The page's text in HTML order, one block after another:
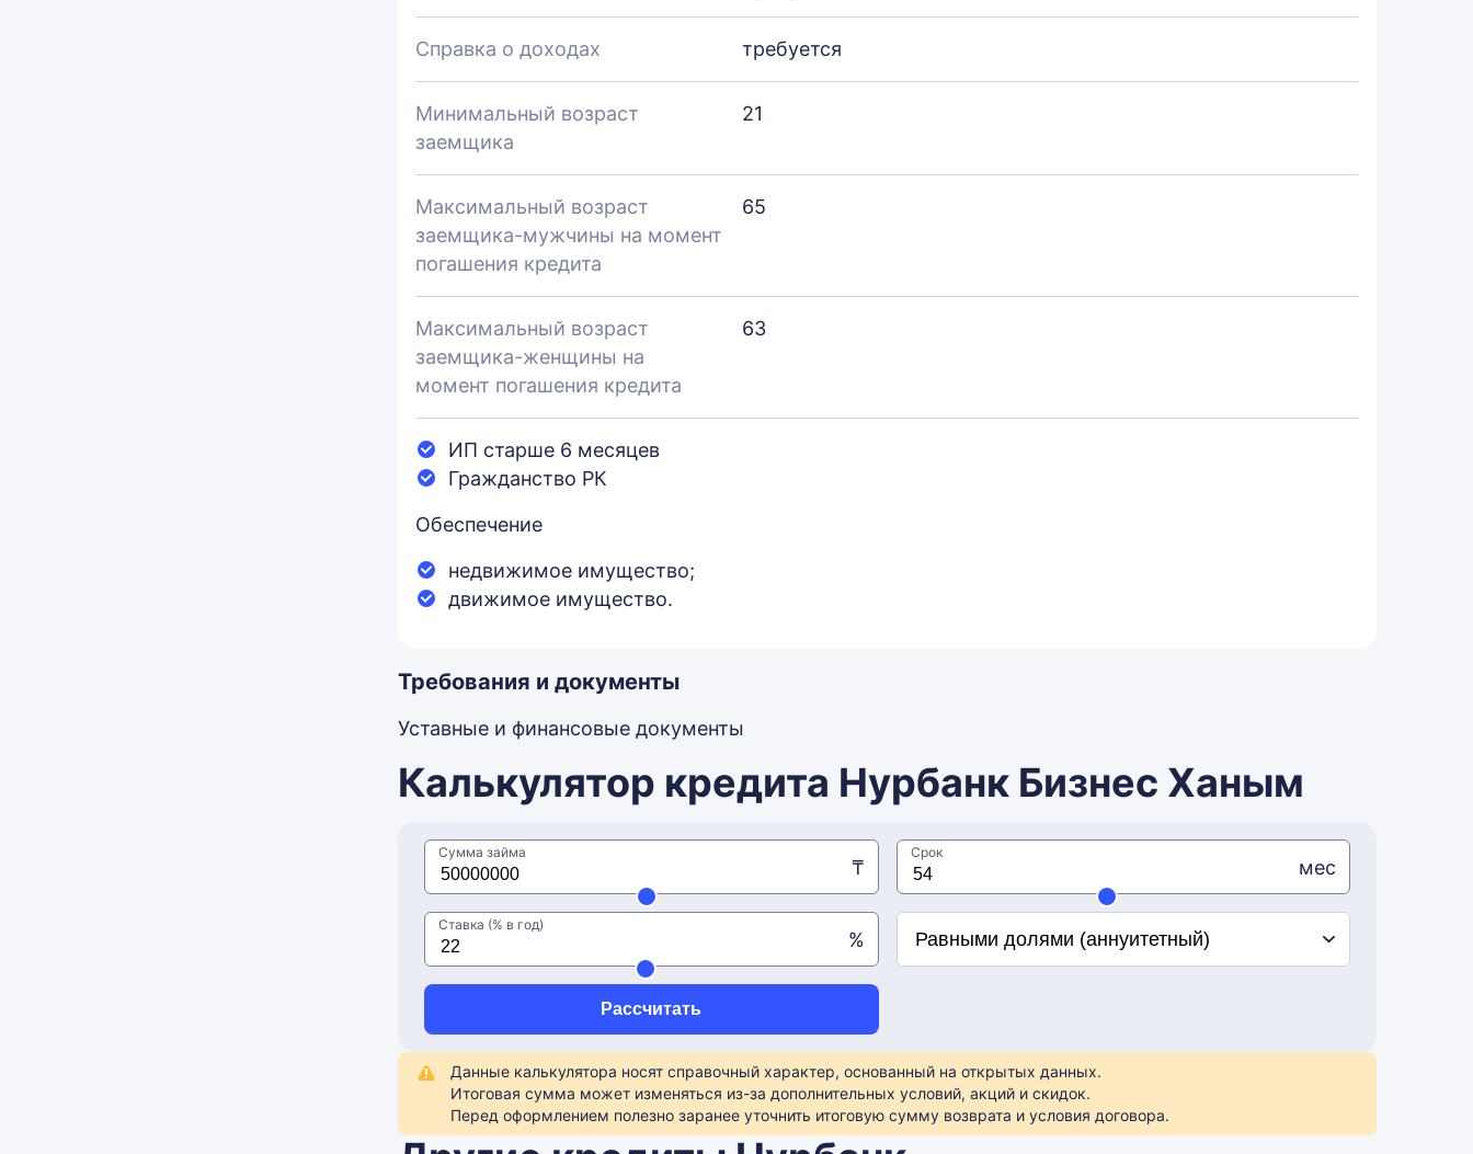
Справка о доходах требуется
Минимальный возраст
заемщика
21
Максимальный возраст
заемщика-мужчины на момент
погашения кредита
65
Максимальный возраст
заемщика-женщины на
момент погашения кредита
63
ИП старше 6 месяцев
Гражданство РК
Обеспечение
недвижимое имущество;
движимое имущество.
Требования и документы
Уставные и финансовые документы
Калькулятор кредита Нурбанк Бизнес Ханым
Сумма займа
₸
Срок
мес
Ставка (% в год)
%
Рассчитать
Данные калькулятора носят справочный характер, основанный на открытых данных.
Итоговая сумма может изменяться из-за дополнительных условий, акций и скидок.
Перед оформлением полезно заранее уточнить итоговую сумму возврата и условия договора.